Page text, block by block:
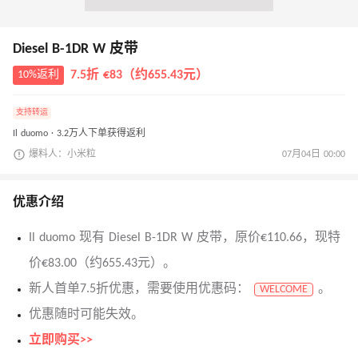
Diesel B-1DR W 皮带
10%返利 7.5折 €83（约655.43元）
支持转运
Il duomo · 3.2万人下单获得返利
爆料人：小米粒 07月04日 00:00
优惠介绍
Il duomo 现有 Diesel B-1DR W 皮带，原价€110.66，现特
价€83.00（约655.43元）。
新人首单7.5折优惠，需要使用优惠码：
WELCOME
。
优惠随时可能失效。
立即购买>>